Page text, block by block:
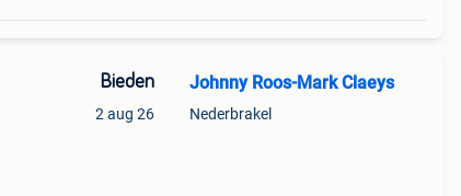
Bieden
2 aug 26
Johnny Roos-Mark Claeys
Nederbrakel